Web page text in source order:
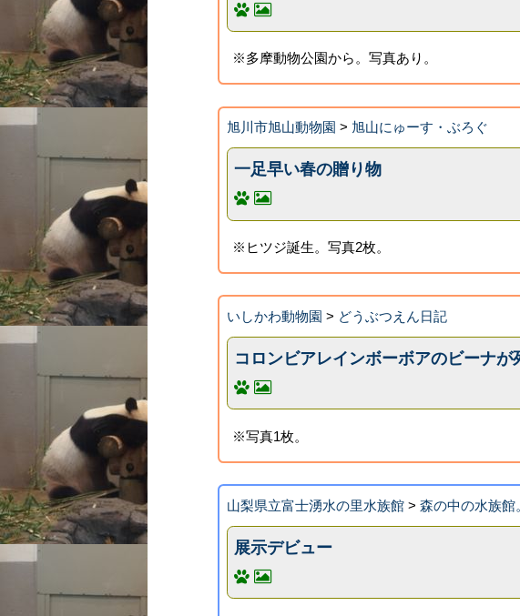
※多摩動物公園から。写真あり。
旭川市旭山動物園 > 旭山にゅーす・ぶろぐ
一足早い春の贈り物
※ヒツジ誕生。写真2枚。
いしかわ動物園 > どうぶつえん日記
コロンビアレインボーボアのビーナが
※写真1枚。
山梨県立富士湧水の里水族館 >森の中の水族
展示デビュー